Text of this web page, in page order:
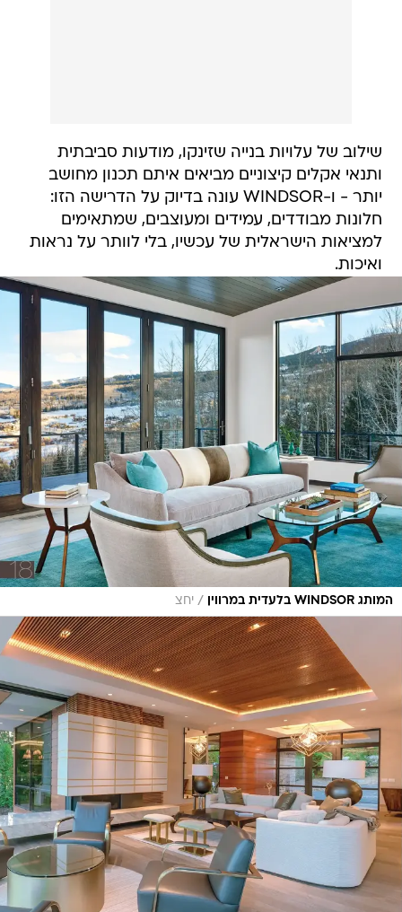
שילוב של עלויות בנייה שזינקו, מודעות סביבתית
ותנאי אקלים קיצוניים מביאים איתם תכנון מחושב
יותר - ו-WINDSOR עונה בדיוק על הדרישה הזו:
חלונות מבודדים, עמידים ומעוצבים, שמתאימים
למציאות הישראלית של עכשיו, בלי לוותר על נראות
ואיכות.
המותג WINDSOR בלעדית במרווין / יחצ